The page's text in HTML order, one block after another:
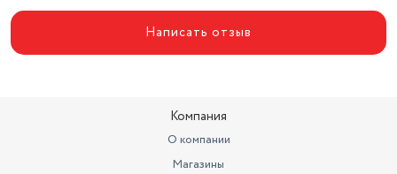
Написать отзыв
Компания
О компании
Магазины